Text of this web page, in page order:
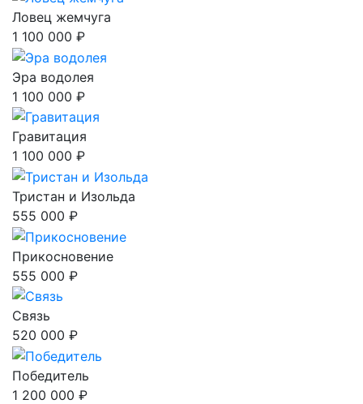
Ловец жемчуга
1 100 000 ₽
Эра водолея
1 100 000 ₽
Гравитация
1 100 000 ₽
Тристан и Изольда
555 000 ₽
Прикосновение
555 000 ₽
Связь
520 000 ₽
Победитель
1 200 000 ₽